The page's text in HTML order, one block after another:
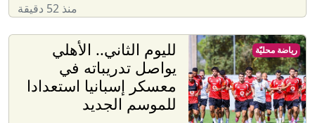
منذ 52 دقيقة
لليوم الثاني.. الأهلي
يواصل تدريباته في
معسكر إسبانيا استعدادا
للموسم الجديد
رياضة محليّة